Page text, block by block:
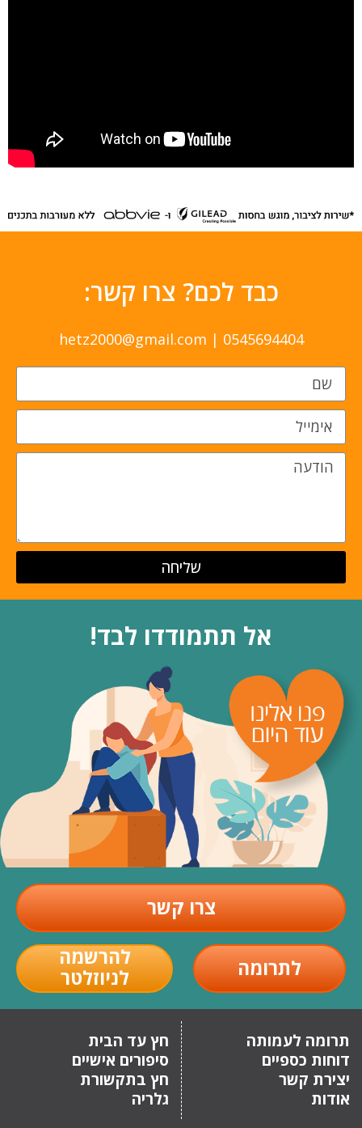
כבד לכם? צרו קשר:​
0545694404
|
hetz2000@gmail.com
שליחה
אל תתמודדו לבד!
צרו קשר
לתרומה
להרשמה
לניוזלטר
תרומה לעמותה
דוחות כספיים
יצירת קשר
אודות
חץ עד הבית
סיפורים אישיים
חץ בתקשורת
גלריה